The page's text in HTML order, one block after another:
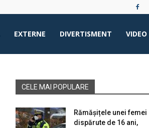
EXTERNE DIVERTISMENT VIDEO
CELE MAI POPULARE
Rămășițele unei femei
dispărute de 16 ani,